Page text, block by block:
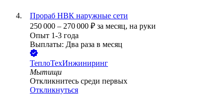
Прораб НВК наружные сети
250 000 – 270 000 ₽ за месяц, на руки
Опыт 1-3 года
Выплаты: Два раза в месяц
ТеплоТехИнжиниринг
Мытищи
Откликнитесь среди первых
Откликнуться